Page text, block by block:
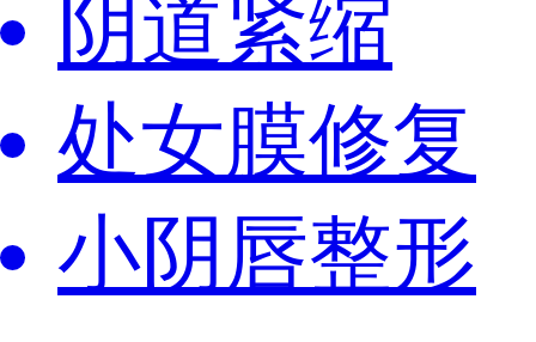
阴道紧缩
处女膜修复
小阴唇整形